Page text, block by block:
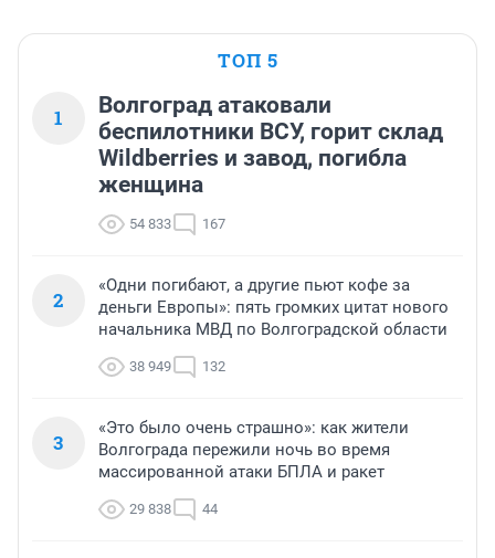
ТОП 5
1
Волгоград атаковали
беспилотники ВСУ, горит склад
Wildberries и завод, погибла
женщина
54 833 167
2
«Одни погибают, а другие пьют кофе за
деньги Европы»: пять громких цитат нового
начальника МВД по Волгоградской области
38 949 132
3
«Это было очень страшно»: как жители
Волгограда пережили ночь во время
массированной атаки БПЛА и ракет
29 838 44